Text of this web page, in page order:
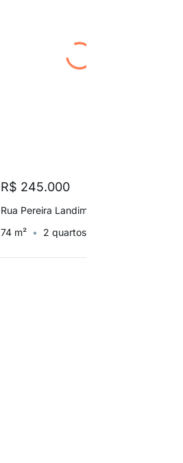
R$ 245.000
Rua Pereira Landim, Ramos
74 m²
2 quartos